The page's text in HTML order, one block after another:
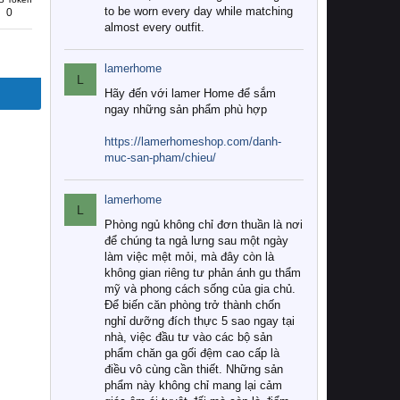
0
to be worn every day while matching
almost every outfit.
L
lamerhome
Hãy đến với lamer Home để sắm
ngay những sản phẩm phù hợp
https://lamerhomeshop.com/danh-
muc-san-pham/chieu/
L
lamerhome
Phòng ngủ không chỉ đơn thuần là nơi
để chúng ta ngả lưng sau một ngày
làm việc mệt mỏi, mà đây còn là
không gian riêng tư phản ánh gu thẩm
mỹ và phong cách sống của gia chủ.
Để biến căn phòng trở thành chốn
nghỉ dưỡng đích thực 5 sao ngay tại
nhà, việc đầu tư vào các bộ sản
phẩm chăn ga gối đệm cao cấp là
điều vô cùng cần thiết. Những sản
phẩm này không chỉ mang lại cảm